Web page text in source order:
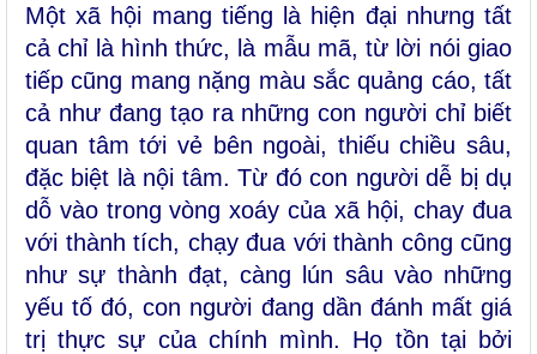
Một xã hội mang tiếng là hiện đại nhưng tất
cả chỉ là hình thức, là mẫu mã, từ lời nói giao
tiếp cũng mang nặng màu sắc quảng cáo, tất
cả như đang tạo ra những con người chỉ biết
quan tâm tới vẻ bên ngoài, thiếu chiều sâu,
đặc biệt là nội tâm. Từ đó con người dễ bị dụ
dỗ vào trong vòng xoáy của xã hội, chay đua
với thành tích, chạy đua với thành công cũng
như sự thành đạt, càng lún sâu vào những
yếu tố đó, con người đang dần đánh mất giá
trị thực sự của chính mình. Họ tồn tại bởi